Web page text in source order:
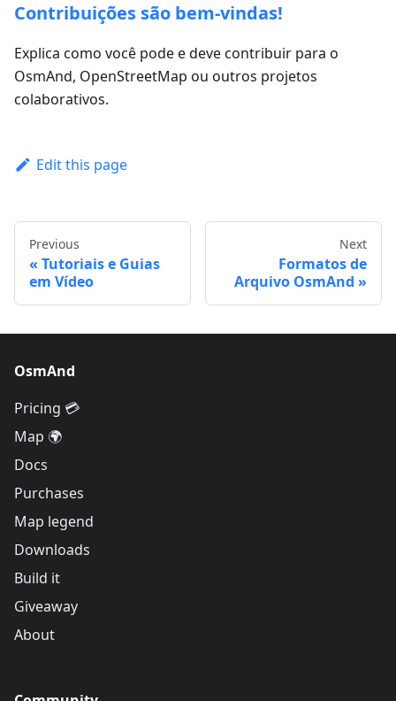
Contribuições são bem-vindas!
Explica como você pode e deve contribuir para o
OsmAnd, OpenStreetMap ou outros projetos
colaborativos.
Edit this page
Previous
Tutoriais e Guias
em Vídeo
Next
Formatos de
Arquivo OsmAnd
OsmAnd
Pricing 💳
Map 🌍
Docs
Purchases
Map legend
Downloads
Build it
Giveaway
About